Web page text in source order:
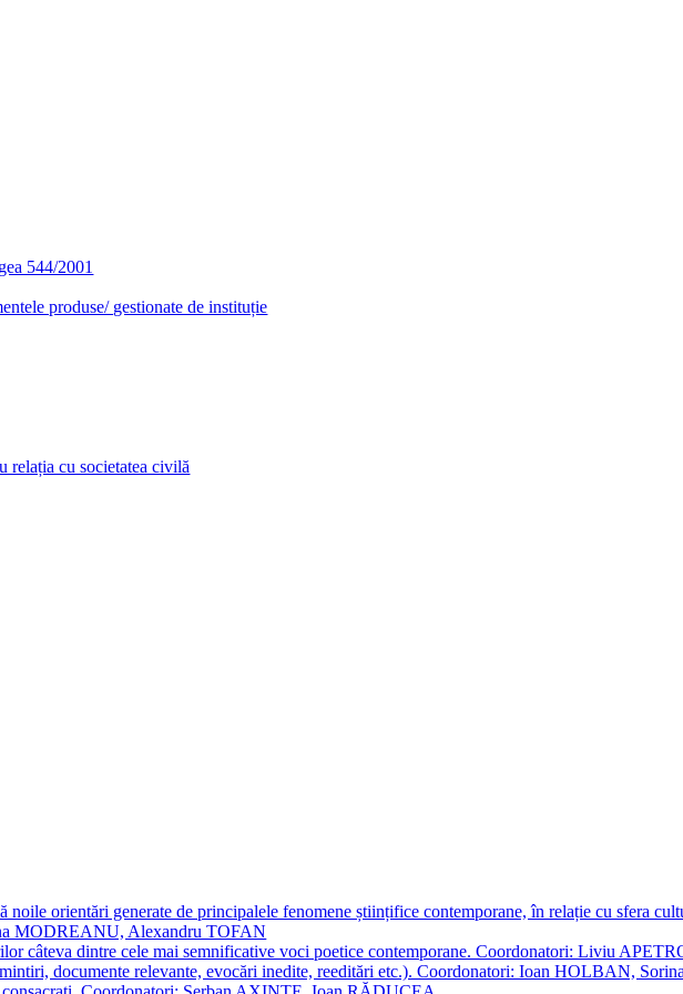
544/2001
produse/ gestionate de instituție
relația cu societatea civilă
noile orientări generate de principalele fenomene științifice contemporane, în relație cu sfera
MODREANU, Alexandru TOFAN
câteva dintre cele mai semnificative voci poetice contemporane. Coordonatori: Liviu
documente relevante, evocări inedite, reeditări etc.). Coordonatori: Ioan HOLBAN,